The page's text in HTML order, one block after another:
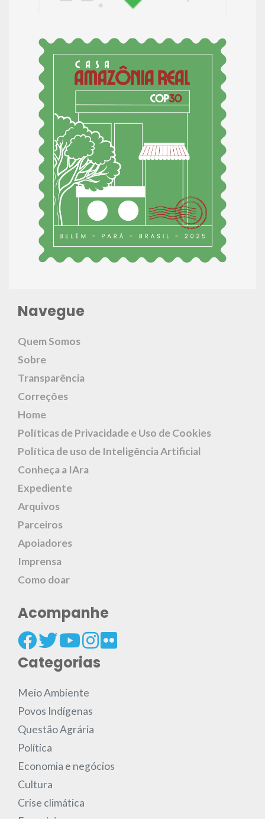
Navegue
Quem Somos
Sobre
Transparência
Correções
Home
Políticas de Privacidade e Uso de Cookies
Política de uso de Inteligência Artificial
Conheça a IAra
Expediente
Arquivos
Parceiros
Apoiadores
Imprensa
Como doar
Acompanhe
Categorias
Meio Ambiente
Povos Indígenas
Questão Agrária
Política
Economia e negócios
Cultura
Crise climática